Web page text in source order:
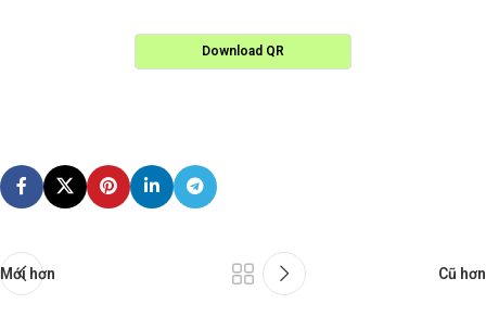
Download QR
Mới hơn Cũ hơn